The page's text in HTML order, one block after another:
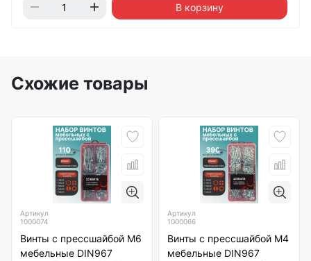
В корзину
Схожие товары
Артикул
1000074
Винты с прессшайбой М6
мебельные DIN967
Артикул
1000066
Винты с прессшайбой М4
мебельные DIN967